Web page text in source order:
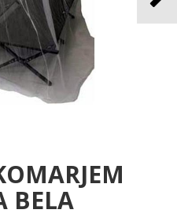
BELA